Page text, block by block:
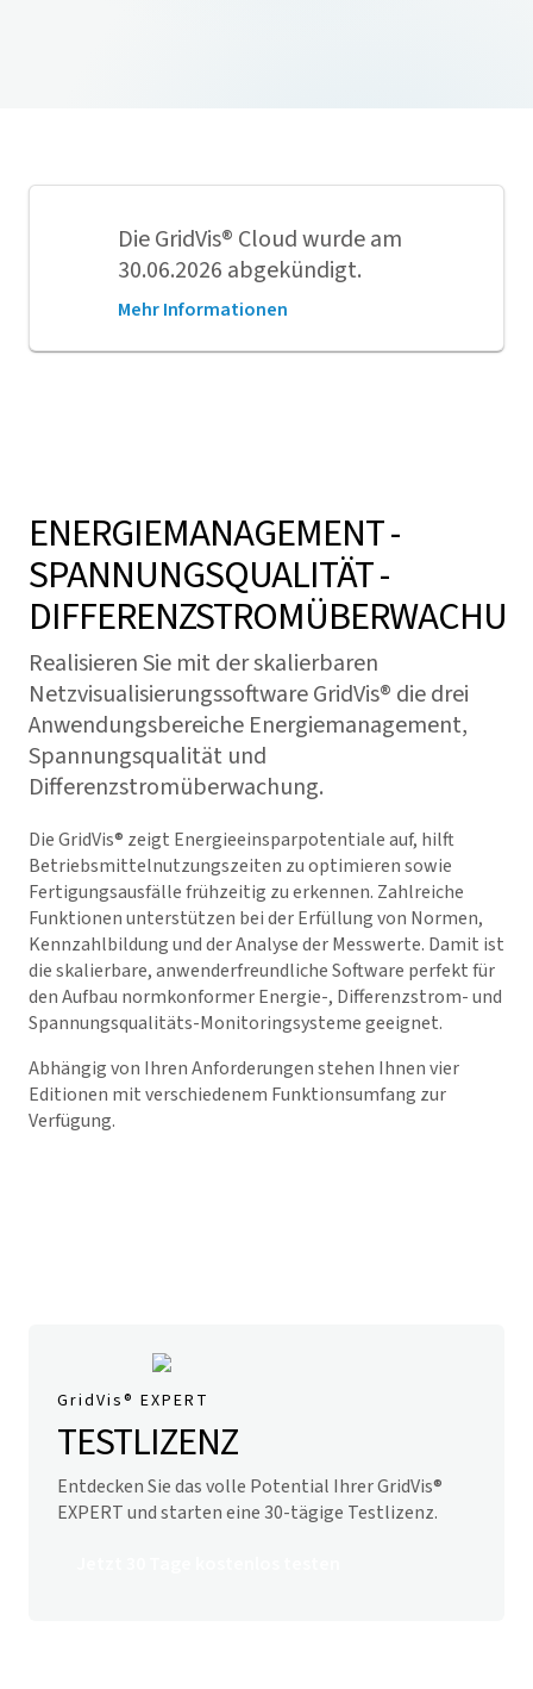
DieGridVis® Cloud wurde am
30.06.2026 abgekündigt.
Mehr Informationen
ENERGIEMANAGEMENT -
SPANNUNGSQUALITÄT -
Realisieren Sie mit der skalierbaren
NetzvisualisierungssoftwareGridVis® die drei
Anwendungsbereiche Energiemanagement,
Spannungsqualität und
Differenzstromüberwachung.
DieGridVis® zeigt Energieeinsparpotentiale auf, hilft
Betriebsmittelnutzungszeiten zu optimieren sowie
Fertigungsausfälle frühzeitig zu erkennen. Zahlreiche
Funktionen unterstützen bei der Erfüllung von Normen,
Kennzahlbildung und der Analyse der Messwerte. Damit ist
die skalierbare, anwenderfreundliche Software perfekt für
den Aufbau normkonformer Energie-, Differenzstrom- und
Spannungsqualitäts-Monitoringsysteme geeignet.
Abhängig von Ihren Anforderungen stehen Ihnen vier
Editionen mit verschiedenem Funktionsumfang zur
Verfügung.
GridVis® EXPERT
TESTLIZENZ
Entdecken Sie das volle Potential IhrerGridVis®
EXPERT und starten eine 30-tägige Testlizenz.